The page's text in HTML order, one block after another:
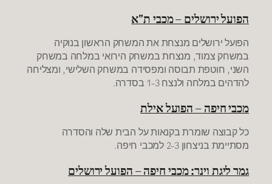
הפועל ירושלים – מכבי ת"א
הפועל ירושלים מנצחת את המשחק הראשון בנוקיה
במשחק צמוד, מנצחת במשחק הירואי במלחה במשחק
השני, חוטפת תבוסה ומפסידה במשחק השלישי, ומצליחה
להדהים במלחה ולנצח 1-3 בסדרה.
מכבי חיפה – הפועל אילת
כל קבוצה שומרת בקנאות על הבית שלה והסדרה
מסתיימת בניצחון 2-3 למכבי חיפה.
גמר ליגת וינר: מכבי חיפה – הפועל ירושלים